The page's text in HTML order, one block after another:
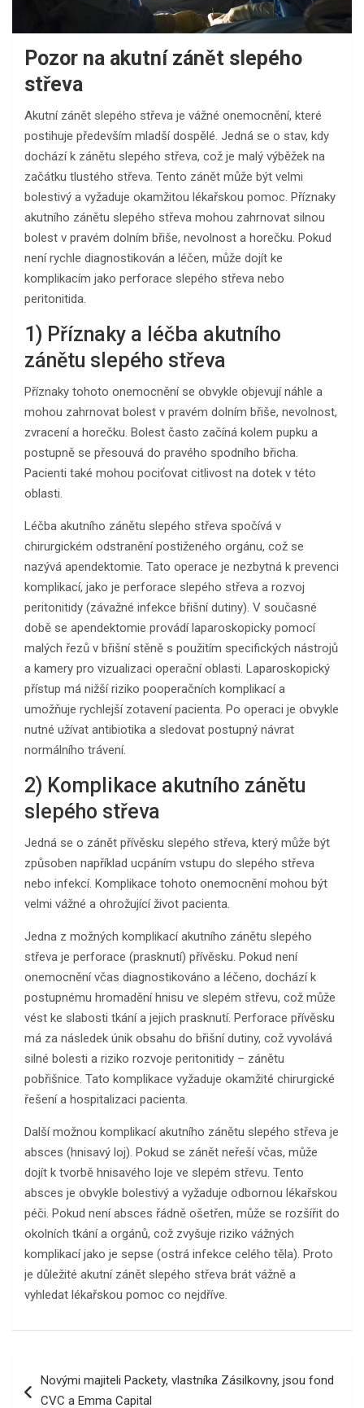
Pozor na akutní zánět slepého
střeva
Akutní zánět slepého střeva je vážné onemocnění, které
postihuje především mladší dospělé. Jedná se o stav, kdy
dochází k zánětu slepého střeva, což je malý výběžek na
začátku tlustého střeva. Tento zánět může být velmi
bolestivý a vyžaduje okamžitou lékařskou pomoc. Příznaky
akutního zánětu slepého střeva mohou zahrnovat silnou
bolest v pravém dolním břiše, nevolnost a horečku. Pokud
není rychle diagnostikován a léčen, může dojít ke
komplikacím jako perforace slepého střeva nebo
peritonitida.
1) Příznaky a léčba akutního
zánětu slepého střeva
Příznaky tohoto onemocnění se obvykle objevují náhle a
mohou zahrnovat bolest v pravém dolním břiše, nevolnost,
zvracení a horečku. Bolest často začíná kolem pupku a
postupně se přesouvá do pravého spodního břicha.
Pacienti také mohou pociťovat citlivost na dotek v této
oblasti.
Léčba akutního zánětu slepého střeva spočívá v
chirurgickém odstranění postiženého orgánu, což se
nazývá apendektomie. Tato operace je nezbytná k prevenci
komplikací, jako je perforace slepého střeva a rozvoj
peritonitidy (závažné infekce břišní dutiny). V současné
době se apendektomie provádí laparoskopicky pomocí
malých řezů v břišní stěně s použitím specifických nástrojů
a kamery pro vizualizaci operační oblasti. Laparoskopický
přístup má nižší riziko pooperačních komplikací a
umožňuje rychlejší zotavení pacienta. Po operaci je obvykle
nutné užívat antibiotika a sledovat postupný návrat
normálního trávení.
2) Komplikace akutního zánětu
slepého střeva
Jedná se o zánět přívěsku slepého střeva, který může být
způsoben například ucpáním vstupu do slepého střeva
nebo infekcí. Komplikace tohoto onemocnění mohou být
velmi vážné a ohrožující život pacienta.
Jedna z možných komplikací akutního zánětu slepého
střeva je perforace (prasknutí) přívěsku. Pokud není
onemocnění včas diagnostikováno a léčeno, dochází k
postupnému hromadění hnisu ve slepém střevu, což může
vést ke slabosti tkání a jejich prasknutí. Perforace přívěsku
má za následek únik obsahu do břišní dutiny, což vyvolává
silné bolesti a riziko rozvoje peritonitidy – zánětu
pobřišnice. Tato komplikace vyžaduje okamžité chirurgické
řešení a hospitalizaci pacienta.
Další možnou komplikací akutního zánětu slepého střeva je
absces (hnisavý loj). Pokud se zánět neřeší včas, může
dojít k tvorbě hnisavého loje ve slepém střevu. Tento
absces je obvykle bolestivý a vyžaduje odbornou lékařskou
péči. Pokud není absces řádně ošetřen, může se rozšířit do
okolních tkání a orgánů, což zvyšuje riziko vážných
komplikací jako je sepse (ostrá infekce celého těla). Proto
je důležité akutní zánět slepého střeva brát vážně a
vyhledat lékařskou pomoc co nejdříve.
proNovými majiteli Packety, vlastníka Zásilkovny, jsou fond
CVC a Emma Capital